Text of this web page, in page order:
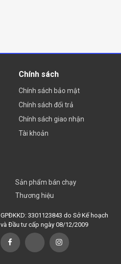
Chính sách
Chính sách bảo mật
Chính sách đổi trả
Chính sách giao nhận
Tài khoản
Sản phẩm bán chạy
Thương hiệu
GPĐKKD: 3301123843 do Sở Kế hoạch
và Đầu tư cấp ngày 08/12/2009